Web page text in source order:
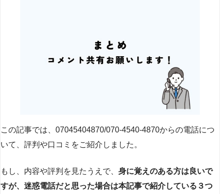
この記事では、07045404870/070-4540-4870からの電話につ
いて、評判や口コミをご紹介しました。
もし、内容や評判を見たうえで、 身に覚えのある方は良いで
すが、迷惑電話だと思った場合は本記事で紹介している３つ